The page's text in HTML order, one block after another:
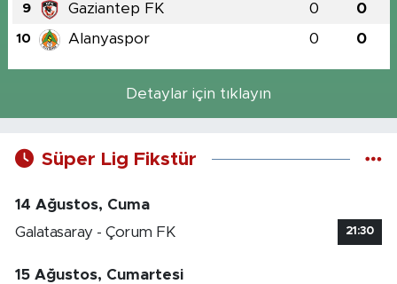
9 Gaziantep FK 0 0
10 Alanyaspor 0 0
Detaylar için tıklayın
Süper Lig Fikstür
14 Ağustos, Cuma
Galatasaray - Çorum FK
21:30
15 Ağustos, Cumartesi